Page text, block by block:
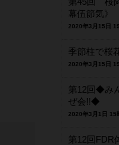
幕伍節気》
2020年3月15日
季節柱で桜
2020年3月15日
第12回◆み
ぜ会!!◆
2020年3月1日 15
第12回FDR